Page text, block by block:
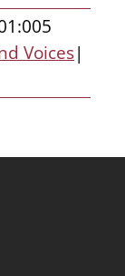
5
Voices|